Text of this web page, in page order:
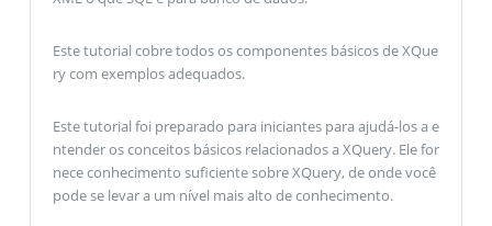
Este tutorial cobre todos os componentes básicos de XQue
ry com exemplos adequados.
Este tutorial foi preparado para iniciantes para ajudá-los a e
ntender os conceitos básicos relacionados a XQuery. Ele for
nece conhecimento suficiente sobre XQuery, de onde você
pode se levar a um nível mais alto de conhecimento.